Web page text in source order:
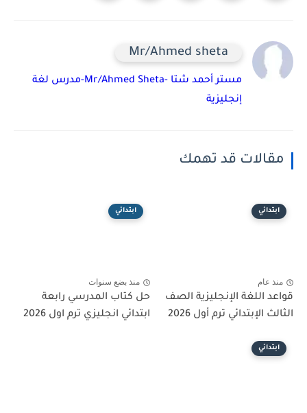
Mr/Ahmed sheta
مستر أحمد شتا -Mr/Ahmed Sheta-مدرس لغة
إنجليزية
مقالات قد تهمك
ابتدائي
منذ عام
قواعد اللغة الإنجليزية الصف
الثالث الإبتدائي ترم أول 2026
ابتدائي
منذ بضع سنوات
حل كتاب المدرسي رابعة
ابتدائي انجليزي ترم اول 2026
ابتدائي